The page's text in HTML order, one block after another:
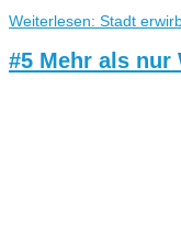
Weiterlesen: Stadt
#5 Mehr als nur